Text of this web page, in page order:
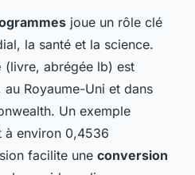
joue un rôle clé
la santé et la science.
(livre, abrégée lb) est
Royaume-Uni et dans
Un exemple
à environ 0,4536
facilite une conversion